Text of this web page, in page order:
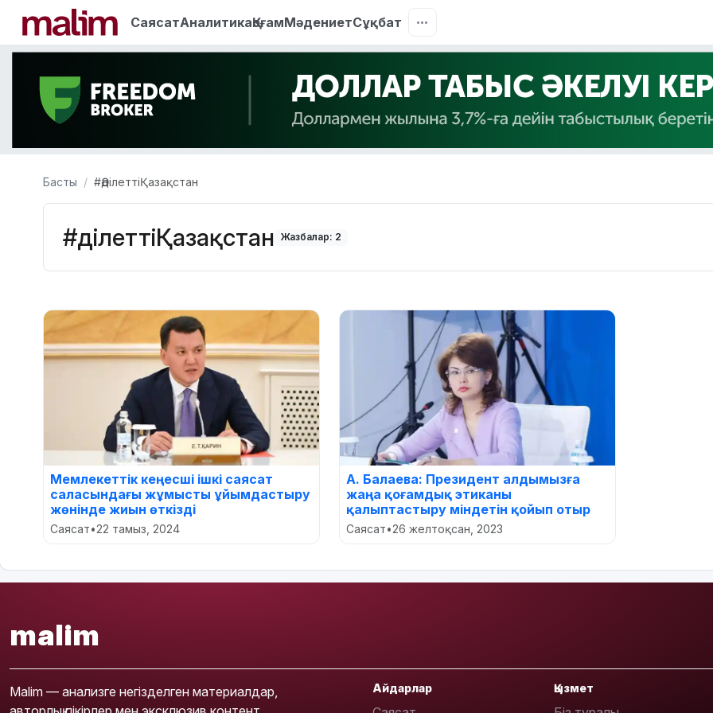
СаясатАналитикаҚоғамМәдениетСұқбат
Басты #ӘділеттіҚазақстан
#ӘділеттіҚазақстан Жазбалар: 2
Мемлекеттік кеңесші ішкі саясат
саласындағы жұмысты ұйымдастыру
жөнінде жиын өткізді
Саясат•22 тамыз, 2024
А. Балаева: Президент алдымызға
жаңа қоғамдық этиканы
қалыптастыру міндетін қойып отыр
Саясат•26 желтоқсан, 2023
malim
Malim — анализге негізделген материалдар,
Айдарлар Қызмет